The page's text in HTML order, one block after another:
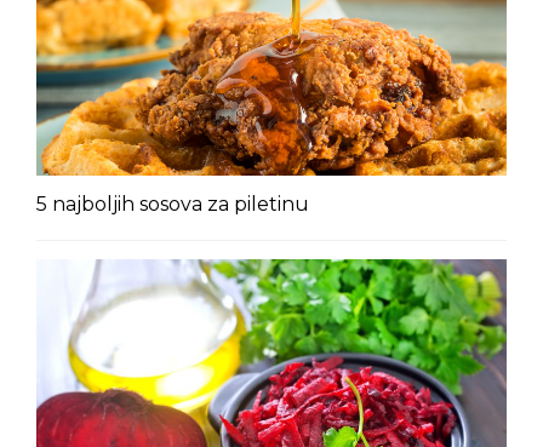
5 najboljih sosova za piletinu